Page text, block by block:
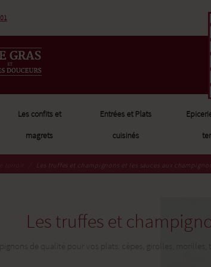
Les confits et
magrets
Entrées et Plats
cuisinés
Les truffes et champignons et les sauces aux
Les truffes et
de qualité pour vos plats: cèpes, girolles,